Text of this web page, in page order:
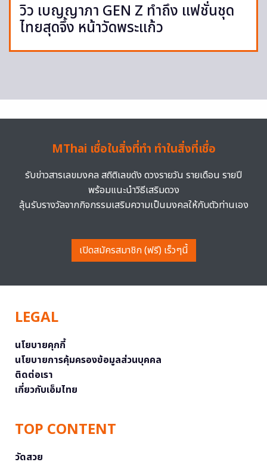
วิว เบญญาภา GEN Z ทำถึง แฟชั่นชุด
ไทยสุดจึ้ง หน้าวัดพระแก้ว
MThai เชื่อในสิ่งที่ทำ ทำในสิ่งที่เชื่อ
รับข่าวสารเลขมงคล สถิติเลขดัง ดวงรายวัน รายเดือน รายปี
พร้อมแนะนำวิธีเสริมดวง
ลุ้นรับรางวัลจากกิจกรรมเสริมความเป็นมงคลให้กับตัวท่านเอง
เปิดสมัครสมาชิก (ฟรี) เร็วๆนี้
LEGAL
นโยบายคุกกี้
นโยบายการคุ้มครองข้อมูลส่วนบุคคล
ติดต่อเรา
เกี่ยวกับเอ็มไทย
TOP CONTENT
วัดสวย